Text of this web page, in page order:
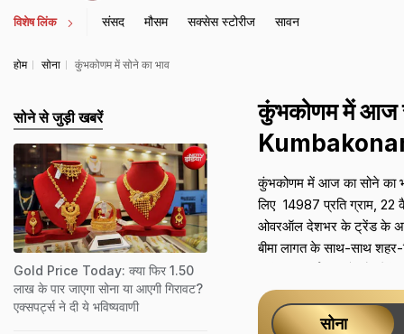
विशेष लिंक संसद मौसम सक्सेस स्टोरीज सावन
होम सोना कुंभकोणम में सोने का भाव
कुंभकोणम में आज
कुंभकोणम में आज का सोने का
लिए ₹ 14987 प्रति ग्राम,
ओवरऑल देशभर के ट्रेंड के
बीमा लागत के साथ-साथ
जो भी भाव हो, आप जो अंतिम
ज्‍वेलर्स से बिल में क्लियर ब्रेक-
सोना
सोने से जुड़ी खबरें
Gold Price Today: क्या फिर 1.50
लाख के पार जाएगा सोना या आएगी गिरावट?
एक्सपर्ट्स ने दी ये भविष्यवाणी